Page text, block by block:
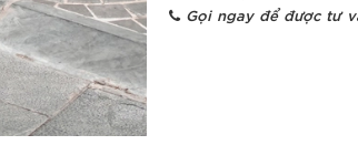
Gọi ngay để được tư